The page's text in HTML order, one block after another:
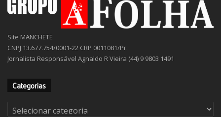
Site MANCHETE
CNPJ 13.677.754/0001-22 CRP 0011081/Pr.
Jornalista Responsável Agnaldo R Vieira (44) 9 9803 1491
Categorias
Categorias